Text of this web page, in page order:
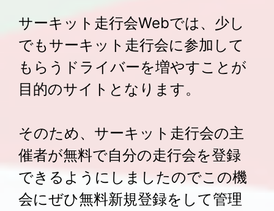
サーキット走行会Webでは、少し
でもサーキット走行会に参加して
もらうドライバーを増やすことが
目的のサイトとなります。
そのため、サーキット走行会の主
催者が無料で自分の走行会を登録
できるようにしましたのでこの機
会にぜひ無料新規登録をして管理